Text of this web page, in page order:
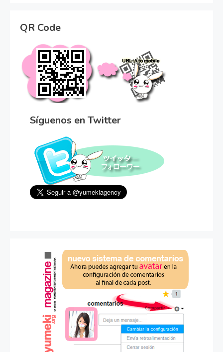
QR Code
Síguenos en Twitter